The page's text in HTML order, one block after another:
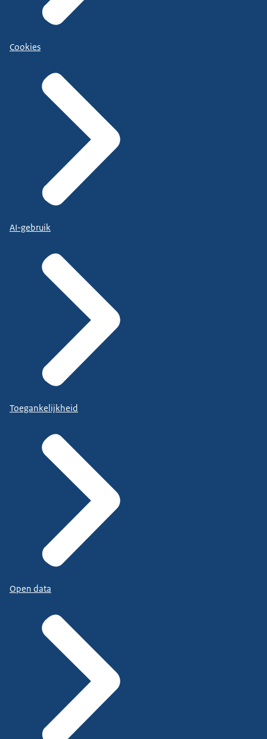
Cookies
AI-gebruik
Toegankelijkheid
Open data